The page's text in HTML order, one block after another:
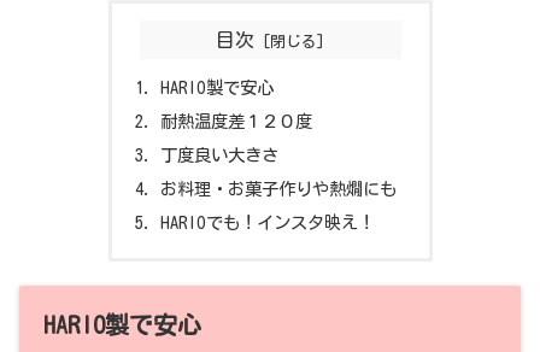
目次
HARIO製で安心
耐熱温度差１２０度
丁度良い大きさ
お料理・お菓子作りや熱燗にも
HARIOでも！インスタ映え！
HARIO製で安心